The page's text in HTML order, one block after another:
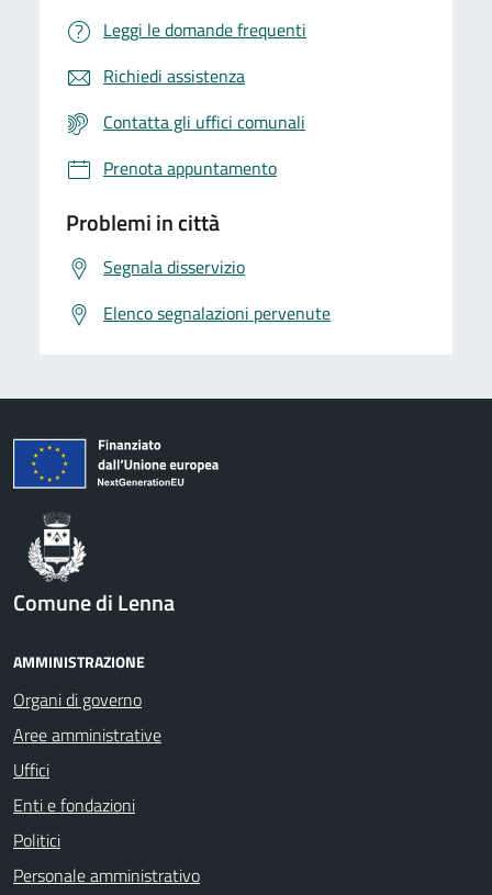
Leggi le domande frequenti
Richiedi assistenza
Contatta gli uffici comunali
Prenota appuntamento
Problemi in città
Segnala disservizio
Elenco segnalazioni pervenute
Comune di Lenna
AMMINISTRAZIONE
Organi di governo
Aree amministrative
Uffici
Enti e fondazioni
Politici
Personale amministrativo